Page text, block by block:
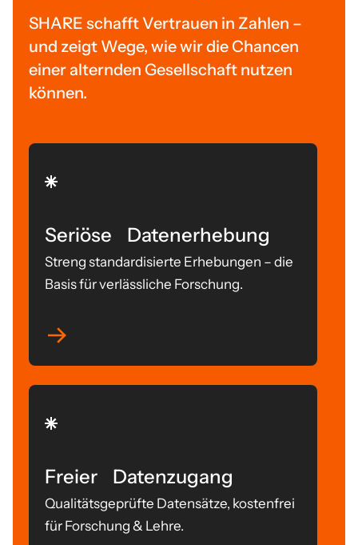
SHARE schafft Vertrauen in Zahlen –
und zeigt Wege, wie wir die Chancen
einer alternden Gesellschaft nutzen
können.
Seriöse Datenerhebung
Streng standardisierte Erhebungen – die
Basis für verlässliche Forschung.
Freier Datenzugang
Qualitätsgeprüfte Datensätze, kostenfrei
für Forschung & Lehre.